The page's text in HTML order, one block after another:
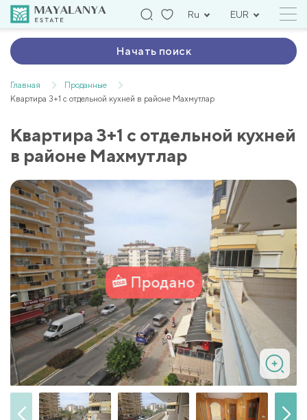
Ru EUR
Начать поиск
Главная
Проданные
Квартира 3+1 с отдельной кухней в районе Махмутлар
Квартира 3+1 с отдельной кухней
в районе Махмутлар
Продано